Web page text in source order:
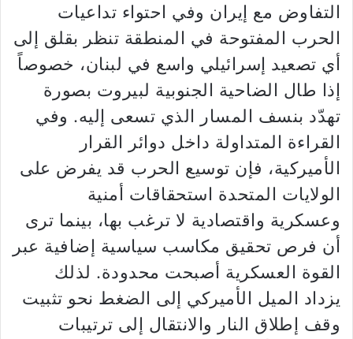
التفاوض مع إيران وفي احتواء تداعيات
الحرب المفتوحة في المنطقة تنظر بقلق إلى
أي تصعيد إسرائيلي واسع في لبنان، خصوصاً
إذا طال الضاحية الجنوبية لبيروت بصورة
تهدّد بنسف المسار الذي تسعى إليه. وفي
القراءة المتداولة داخل دوائر القرار
الأميركية، فإن توسيع الحرب قد يفرض على
الولايات المتحدة استحقاقات أمنية
وعسكرية واقتصادية لا ترغب بها، بينما ترى
أن فرص تحقيق مكاسب سياسية إضافية عبر
القوة العسكرية أصبحت محدودة. لذلك
يزداد الميل الأميركي إلى الضغط نحو تثبيت
وقف إطلاق النار والانتقال إلى ترتيبات